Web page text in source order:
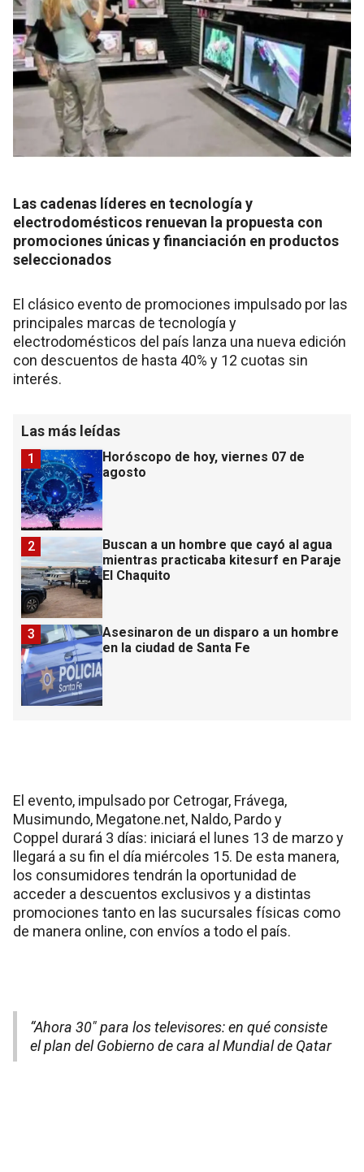
Las cadenas líderes en tecnología y
electrodomésticos renuevan la propuesta con
promociones únicas y financiación en productos
seleccionados
El clásico evento de promociones impulsado por las
principales marcas de tecnología y
electrodomésticos del país lanza una nueva edición
con descuentos de hasta 40% y 12 cuotas sin
interés.
Las más leídas
Horóscopo de hoy, viernes 07 de
agosto
1
Buscan a un hombre que cayó al agua
mientras practicaba kitesurf en Paraje
El Chaquito
2
Asesinaron de un disparo a un hombre
en la ciudad de Santa Fe
3
El evento, impulsado por Cetrogar, Frávega,
Musimundo, Megatone.net, Naldo, Pardo y
Coppel durará 3 días: iniciará el lunes 13 de marzo y
llegará a su fin el día miércoles 15. De esta manera,
los consumidores tendrán la oportunidad de
acceder a descuentos exclusivos y a distintas
promociones tanto en las sucursales físicas como
de manera online, con envíos a todo el país.
“Ahora 30″ para los televisores: en qué consiste
el plan del Gobierno de cara al Mundial de Qatar